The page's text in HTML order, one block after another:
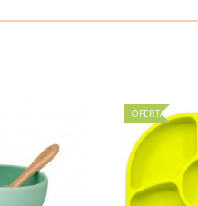
OFERTA